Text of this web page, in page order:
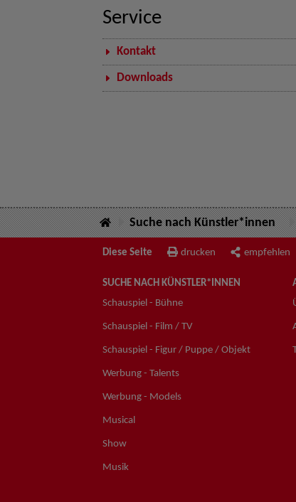
Service
Kontakt
Downloads
Suche nach Künstler*innen
Diese Seite drucken empfehlen
SUCHE NACH KÜNSTLER*INNEN
Schauspiel - Bühne
Schauspiel - Film / TV
Schauspiel - Figur / Puppe / Objekt
Werbung - Talents
Werbung - Models
Musical
Show
Musik